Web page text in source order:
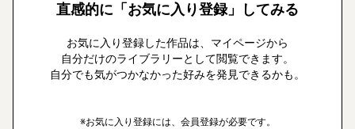
直感的に「お気に入り登録」してみる
お気に入り登録した作品は、マイページから
自分だけのライブラリーとして閲覧できます。
自分でも気がつかなかった好みを発見できるかも。
※お気に入り登録には、会員登録が必要です。